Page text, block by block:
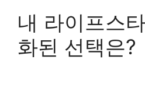
내 라이프스
화된 선택은?